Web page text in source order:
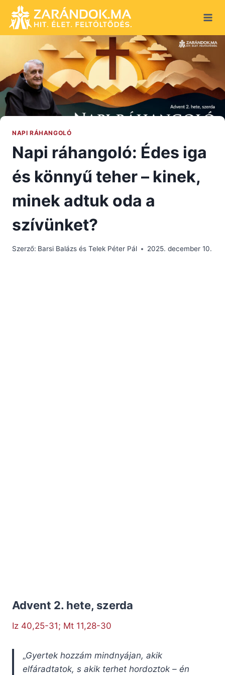
content
NAPI RÁHANGOLÓ
Napi ráhangoló: Édes iga
és könnyű teher – kinek,
minek adtuk oda a
szívünket?
Szerző: Barsi Balázs és Telek Péter Pál 2025. december 10.
Advent 2. hete, szerda
Iz 40,25-31; Mt 11,28-30
„Gyertek hozzám mindnyájan, akik
elfáradtatok, s akik terhet hordoztok – én